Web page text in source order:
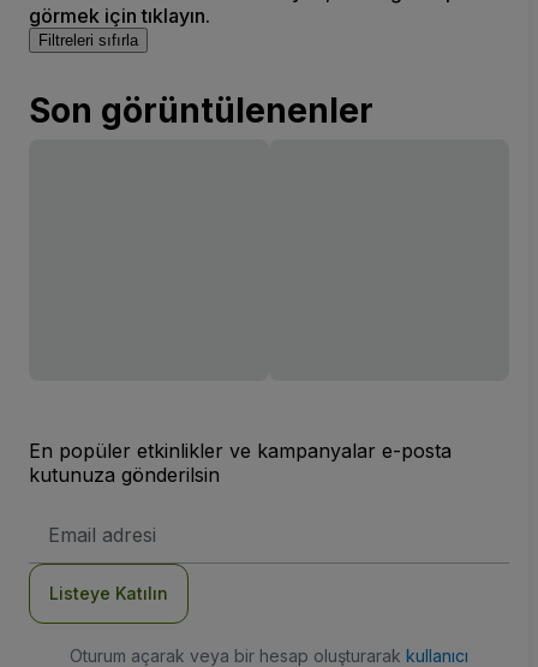
görmek için tıklayın.
Filtreleri sıfırla
Son görüntülenenler
En popüler etkinlikler ve kampanyalar e-posta
kutunuza gönderilsin
posta
Listeye Katılın
Oturum açarak veya bir hesap oluşturarak kullanıcı